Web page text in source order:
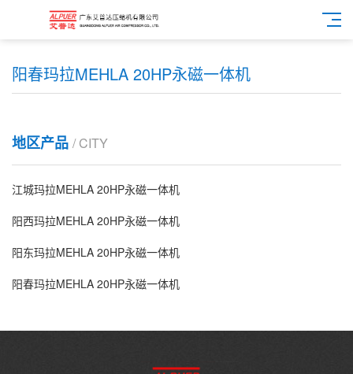
阳春玛拉MEHLA 20HP永磁一体机
地区产品 / CITY
江城玛拉MEHLA 20HP永磁一体机
阳西玛拉MEHLA 20HP永磁一体机
阳东玛拉MEHLA 20HP永磁一体机
阳春玛拉MEHLA 20HP永磁一体机